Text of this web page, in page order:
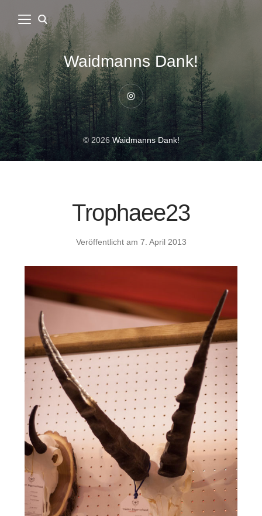
Waidmanns Dank!
Instagram
© 2026Waidmanns Dank!
Trophaee23
Veröffentlicht am 7. April 2013